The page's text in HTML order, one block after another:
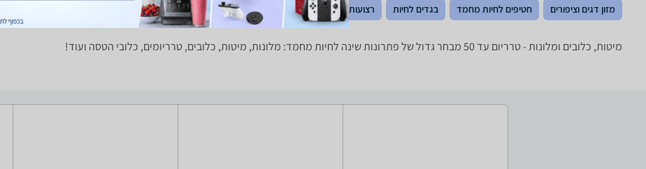
מזון דגים וציפורים חטיפים לחיות מחמד בגדים לחיות רצועות, קולרים ורתמות מוצרי טיפוח לחיות מזון כלבים וחתולים
מיטות, כלובים ומלונות - ‏טרריום ‏עד 50 מבחר גדול של פתרונות שינה לחיות מחמד: מלונות, מיטות, כלובים, טרריומים, כלובי הטסה ועוד!